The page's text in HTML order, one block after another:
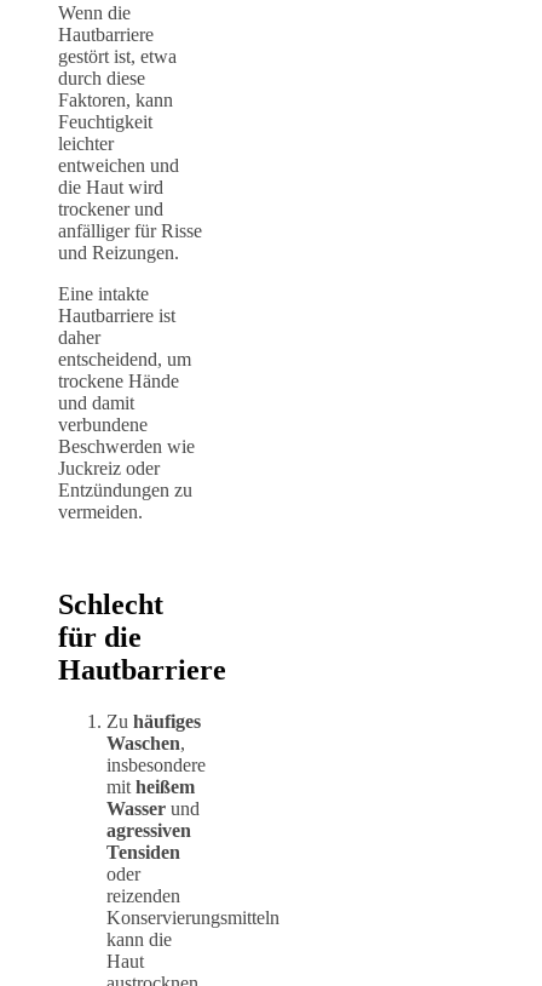
Wenn die
Hautbarriere
gestört ist, etwa
durch diese
Faktoren, kann
Feuchtigkeit
leichter
entweichen und
die Haut wird
trockener und
anfälliger für Risse
und Reizungen.
Eine intakte
Hautbarriere ist
daher
entscheidend, um
trockene Hände
und damit
verbundene
Beschwerden wie
Juckreiz oder
Entzündungen zu
vermeiden.
Schlecht
für die
Hautbarriere
Zu häufiges
Waschen,
insbesondere
mit heißem
Wasser und
agressiven
Tensiden
oder
reizenden
Konservierungsmitteln
kann die
Haut